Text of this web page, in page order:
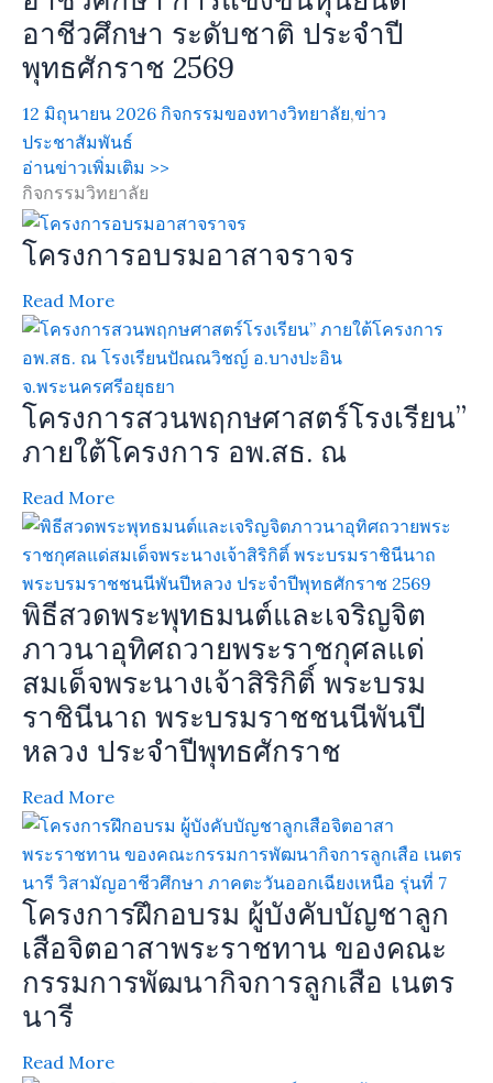
อาชีวศึกษา ระดับชาติ ประจำปี
พุทธศักราช 2569
12 มิถุนายน 2026 กิจกรรมของทางวิทยาลัย,ข่าว
ประชาสัมพันธ์
อ่านข่าวเพิ่มเติม >>
กิจกรรมวิทยาลัย
โครงการอบรมอาสาจราจร
Read More
โครงการสวนพฤกษศาสตร์โรงเรียน”
ภายใต้โครงการ อพ.สธ. ณ
Read More
พิธีสวดพระพุทธมนต์และเจริญจิต
ภาวนาอุทิศถวายพระราชกุศลแด่
สมเด็จพระนางเจ้าสิริกิติ์ พระบรม
ราชินีนาถ พระบรมราชชนนีพันปี
หลวง ประจำปีพุทธศักราช
Read More
โครงการฝึกอบรม ผู้บังคับบัญชาลูก
เสือจิตอาสาพระราชทาน ของคณะ
กรรมการพัฒนากิจการลูกเสือ เนตร
นารี
Read More